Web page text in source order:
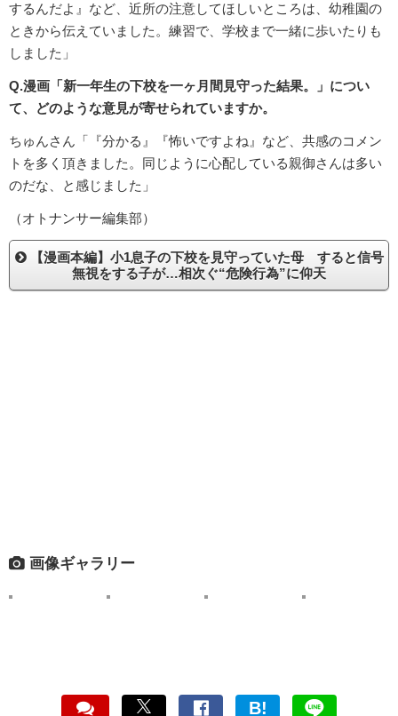
するんだよ』など、近所の注意してほしいところは、幼稚園の
ときから伝えていました。練習で、学校まで一緒に歩いたりも
しました」
Q.漫画「新一年生の下校を一ヶ月間見守った結果。」につい
て、どのような意見が寄せられていますか。
ちゅんさん「『分かる』『怖いですよね』など、共感のコメン
トを多く頂きました。同じように心配している親御さんは多い
のだな、と感じました」
（オトナンサー編集部）
【漫画本編】小1息子の下校を見守っていた母 すると信号
無視をする子が…相次ぐ“危険行為”に仰天
画像ギャラリー
B!